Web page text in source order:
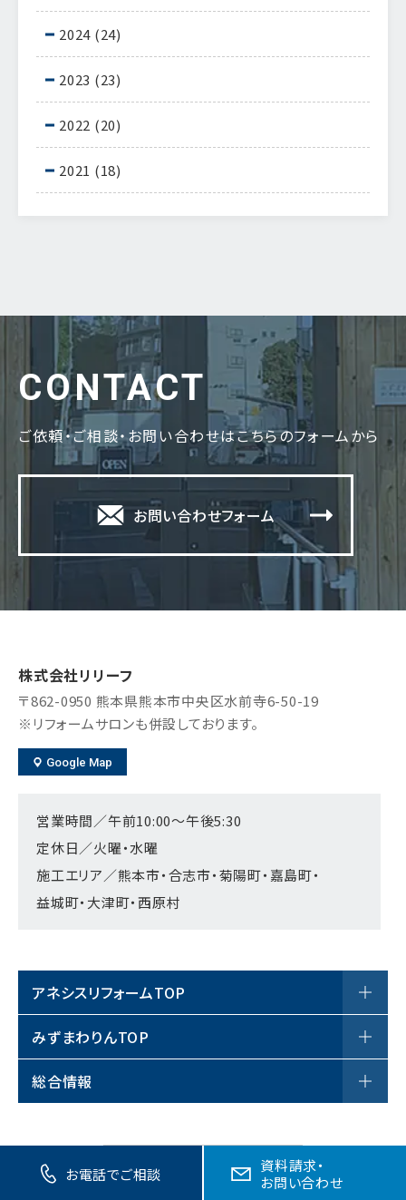
2024 (24)
2023 (23)
2022 (20)
2021 (18)
ご依頼・ご相談・お問い合わせはこちらのフォームから
CONTACT
お問い合わせフォーム
株式会社リリーフ
〒862-0950 熊本県熊本市中央区水前寺6-50-19
※リフォームサロンも併設しております。
Google Map
営業時間／午前10:00～午後5:30
定休日／火曜・水曜
施工エリア／熊本市・合志市・菊陽町・嘉島町・
益城町・大津町・西原村
アネシスリフォームTOP
アネシスリフォームについて
サロン案内
戸建て
みずまわりんTOP
商品一覧
工事の流れ
総合情報
お客様の声
お電話でご相談
資料請求・
お問い合わせ